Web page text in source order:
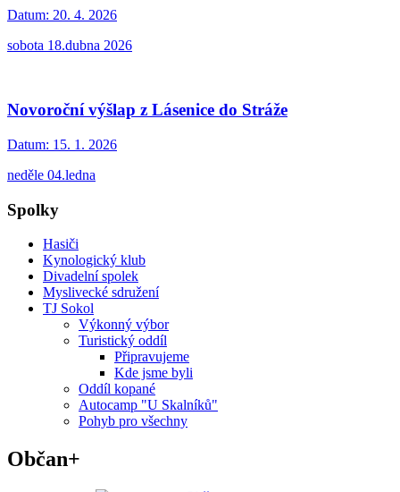
Datum: 20. 4. 2026
sobota 18.dubna 2026
Novoroční výšlap z Lásenice do Stráže
Datum: 15. 1. 2026
neděle 04.ledna
Spolky
Hasiči
Kynologický klub
Divadelní spolek
Myslivecké sdružení
TJ Sokol
Výkonný výbor
Turistický oddíl
Připravujeme
Kde jsme byli
Oddíl kopané
Autocamp "U Skalníků"
Pohyb pro všechny
Občan+